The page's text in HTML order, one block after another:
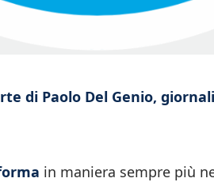
di Paolo Del Genio,
in maniera sempre più